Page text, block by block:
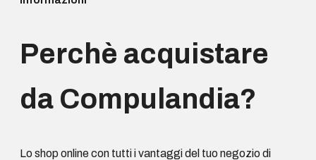
Perchè acquistare
da Compulandia?
Lo shop online con tutti i vantaggi del tuo negozio di